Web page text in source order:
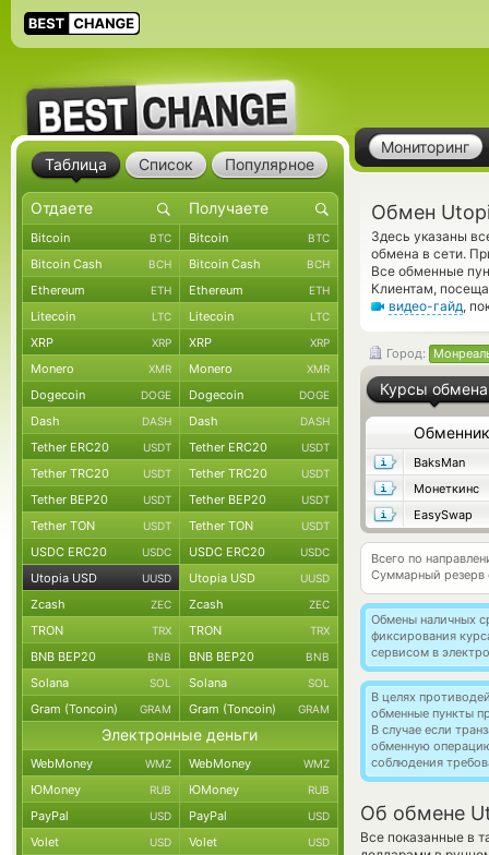
Мониторинг
Обмен
Здесь указаны
обмена в сети.
Все обменные
Клиентам,
видео-гайд,
Город:
Курсы обмена
Обменник
BaksMan
Монеткинс
EasySwap
Всего по
Суммарный резерв
Обмены наличных
фиксирования
сервисом в
В целях
обменные пункты
В случае если
обменную
соблюдения
Об обмене
Все показанные в
Таблица Список Популярное
Bitcoin BTC Bitcoin BTC
Bitcoin Cash BCH Bitcoin Cash BCH
Ethereum ETH Ethereum ETH
Litecoin LTC Litecoin LTC
XRP XRP XRP XRP
Monero XMR Monero XMR
Dogecoin DOGE Dogecoin DOGE
Dash DASH Dash DASH
Tether ERC20 USDT Tether ERC20 USDT
Tether TRC20 USDT Tether TRC20 USDT
Tether BEP20 USDT Tether BEP20 USDT
Tether TON USDT Tether TON USDT
USDC ERC20 USDC USDC ERC20 USDC
Utopia USD UUSD Utopia USD UUSD
Zcash ZEC Zcash ZEC
TRON TRX TRON TRX
BNB BEP20 BNB BNB BEP20 BNB
Solana SOL Solana SOL
Gram (Toncoin) GRAM Gram (Toncoin) GRAM
Электронные деньги
WebMoney WMZ WebMoney WMZ
ЮMoney RUB ЮMoney RUB
PayPal USD PayPal USD
Volet USD Volet USD